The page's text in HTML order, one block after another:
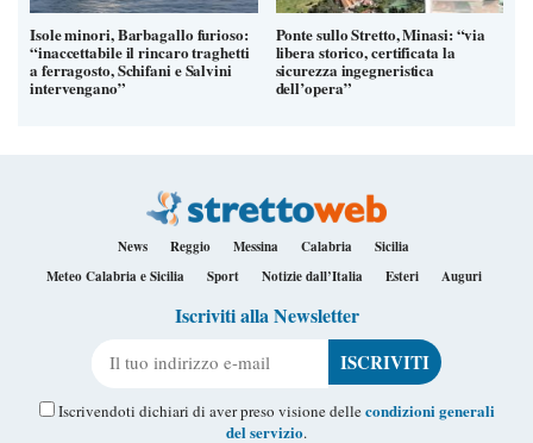
Isole minori, Barbagallo furioso:
“inaccettabile il rincaro traghetti
a ferragosto, Schifani e Salvini
intervengano”
Ponte sullo Stretto, Minasi: “via
libera storico, certificata la
sicurezza ingegneristica
dell’opera”
News Reggio Messina Calabria
Sicilia
Meteo Calabria e Sicilia
Sport Notizie dall’Italia Esteri Auguri
Iscriviti alla Newsletter
Iscrivendoti dichiari di aver preso visione dellecondizioni generali
del servizio.